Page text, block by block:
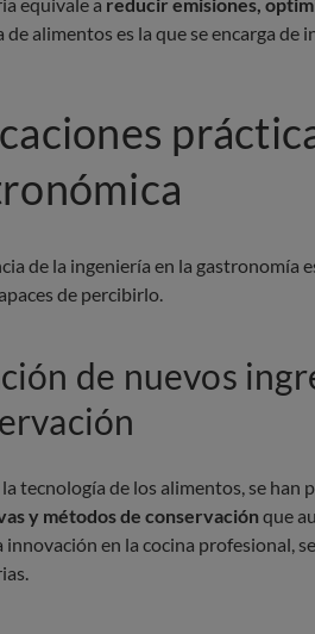
equivale a reducir emisiones,
de alimentos es la que se encarga
de la ingeniería en la gastronomía
de percibirlo.
de nuevos
la tecnología de los alimentos, se han
y métodos de conservación que
en la cocina profesional,